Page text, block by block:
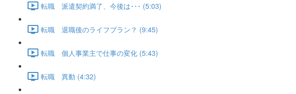
転職 派遣契約満了、今後は･･･ (5:03)
転職 退職後のライフプラン？ (9:45)
転職 個人事業主で仕事の変化 (5:43)
転職 異動 (4:32)